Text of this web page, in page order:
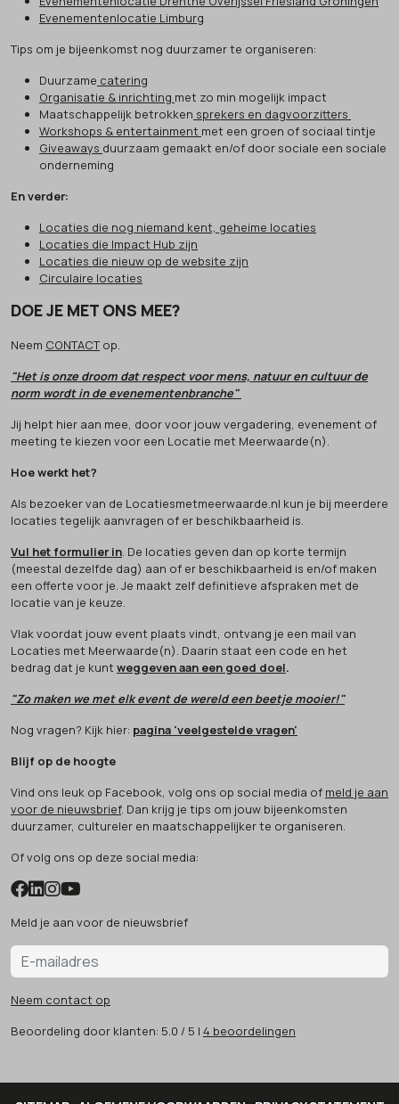
Evenementenlocatie Limburg
Tips om je bijeenkomst nog duurzamer te organiseren:
Duurzame catering
Organisatie & inrichting met zo min mogelijk impact
Maatschappelijk betrokken sprekers en dagvoorzitters
Workshops & entertainment met een groen of sociaal tintje
Giveaways duurzaam gemaakt en/of door sociale een sociale
onderneming
En verder:
Locaties die nog niemand kent, geheime locaties
Locaties die Impact Hub zijn
Locaties die nieuw op de website zijn
Circulaire locaties
DOE JE MET ONS MEE?
Neem CONTACTop.
"Het is onze droom dat respect voor mens, natuur en cultuur de
norm wordt in de evenementenbranche"
Jij helpt hier aan mee, door voor jouw vergadering, evenement of
meeting te kiezen voor een Locatie met Meerwaarde(n).
Hoe werkt het?
Als bezoeker van de Locatiesmetmeerwaarde.nl kun je bij meerdere
locaties tegelijk aanvragen of er beschikbaarheid is.
Vul het formulier in. De locaties geven dan op korte termijn
(meestal dezelfde dag) aan of er beschikbaarheid is en/of maken
een offerte voor je. Je maakt zelf definitieve afspraken met de
locatie van je keuze.
Vlak voordat jouw event plaats vindt, ontvang je een mail van
Locaties met Meerwaarde(n). Daarin staat een code en het
bedrag dat je kunt weggeven aan een goed doel.
"Zo maken we met elk event de wereld een beetje mooier!"
Nog vragen? Kijk hier: pagina 'veelgestelde vragen'
Blijf op de hoogte
Vind ons leuk op Facebook, volg ons op social media of meld je aan
voor de nieuwsbrief. Dan krijg je tips om jouw bijeenkomsten
duurzamer, cultureler en maatschappelijker te organiseren.
Of volg ons op deze social media:
Meld je aan voor de nieuwsbrief
Neem contact op
Beoordeling door klanten: 5.0 / 5 | 4 beoordelingen